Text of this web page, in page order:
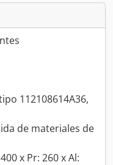
112108614A36,
de materiales de
x Pr: 260 x Al: